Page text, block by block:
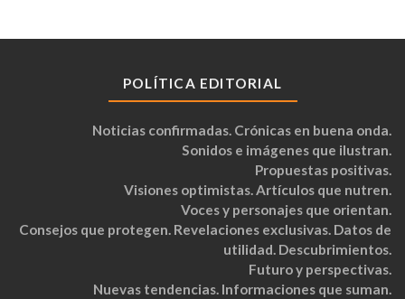
POLÍTICA EDITORIAL
Noticias confirmadas. Crónicas en buena onda.
Sonidos e imágenes que ilustran.
Propuestas positivas.
Visiones optimistas. Artículos que nutren.
Voces y personajes que orientan.
Consejos que protegen. Revelaciones exclusivas. Datos de
utilidad. Descubrimientos.
Futuro y perspectivas.
Nuevas tendencias. Informaciones que suman.